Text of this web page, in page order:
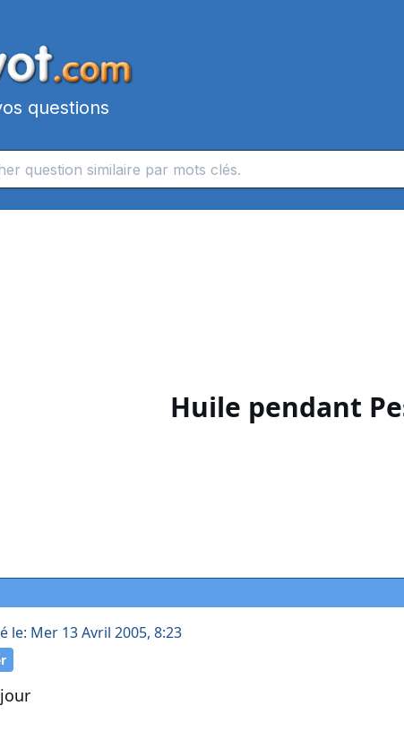
questions
Huile pendant
le: Mer 13 Avril 2005, 8:23